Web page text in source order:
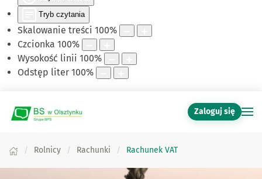
Tryb czytania
Skalowanie treści 100%
Czcionka 100%
Wysokość linii 100%
Odstęp liter 100%
Zaloguj się
Rolnicy Rachunki Rachunek VAT